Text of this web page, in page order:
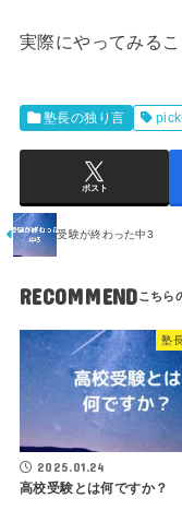
実際にやってみるこ
塾長の独り言
ポスト
受験が終わった中3
RECOMMEND
塾
2025.01.24
高校受験とは何ですか？